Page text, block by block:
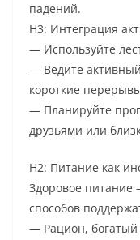
падений.
H3: Интеграция
— Используйте
— Ведите
короткие
— Планируйте
друзьями или
H2: Питание как
Здоровое
способов
— Рацион,